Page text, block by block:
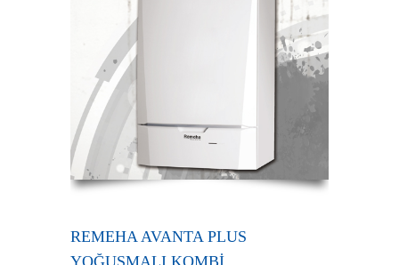
REMEHA AVANTA PLUS
YOĞUŞMALI KOMBİ